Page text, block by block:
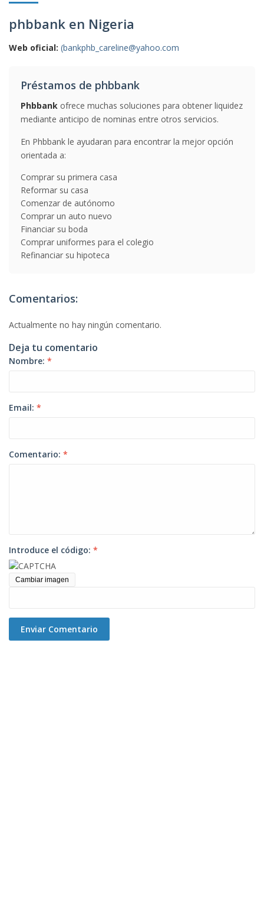
phbbank en Nigeria
Web oficial: (bankphb_careline@yahoo.com
Préstamos de phbbank
Phbbank ofrece muchas soluciones para obtener liquidez
mediante anticipo de nominas entre otros servicios.
En Phbbank le ayudaran para encontrar la mejor opción
orientada a:
Comprar su primera casa
Reformar su casa
Comenzar de autónomo
Comprar un auto nuevo
Financiar su boda
Comprar uniformes para el colegio
Refinanciar su hipoteca
Comentarios:
Actualmente no hay ningún comentario.
Deja tu comentario
Nombre: *
Email: *
Comentario: *
Introduce el código: *
Cambiar imagen
Enviar Comentario